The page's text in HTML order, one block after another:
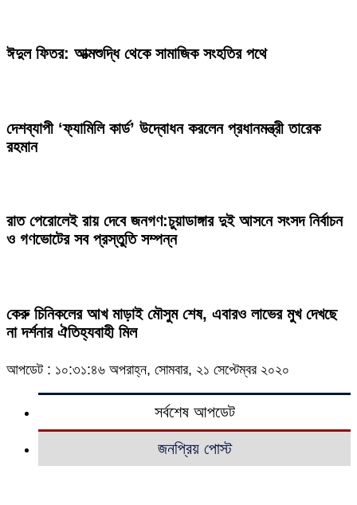
ঈদুল ফিতর: আত্মশুদ্ধি থেকে সামাজিক সংহতির পথে
দেশব্যাপী ‘ফ্যামিলি কার্ড’ উদ্বোধন করলেন প্রধানমন্ত্রী তারেক
রহমান
রাত পেরোলেই রায় দেবে জনগণ:চুয়াডাঙ্গার দুই আসনে সংসদ নির্বাচন
ও গণভোটের সব প্রস্তুতি সম্পন্ন
কেরু চিনিকলের আখ মাড়াই মৌসুম শেষ, এবারও লাভের মুখ দেখছে
না দর্শনার ঐতিহ্যবাহী মিল
আপডেট : ১০:৩১:৪৬ অপরাহ্ন, সোমবার, ২১ সেপ্টেম্বর ২০২০
সর্বশেষ আপডেট
জনপ্রিয় পোস্ট